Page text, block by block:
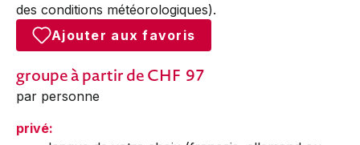
des conditions météorologiques).
Ajouter aux favoris
groupeà partir de CHF 97
par personne
privé: